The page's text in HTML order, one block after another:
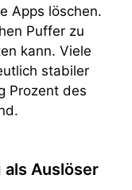
Apps löschen.
Puffer zu
kann. Viele
stabiler
Prozent des
Auslöser